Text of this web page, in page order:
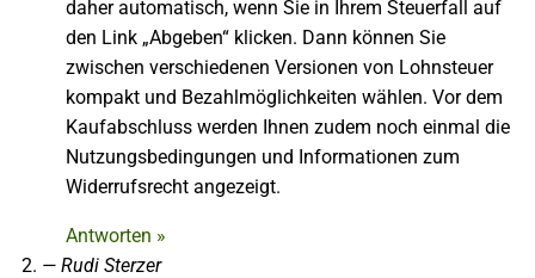
daher automatisch, wenn Sie in Ihrem Steuerfall auf
den Link „Abgeben“ klicken. Dann können Sie
zwischen verschiedenen Versionen von Lohnsteuer
kompakt und Bezahlmöglichkeiten wählen. Vor dem
Kaufabschluss werden Ihnen zudem noch einmal die
Nutzungsbedingungen und Informationen zum
Widerrufsrecht angezeigt.
Antworten »
Rudi Sterzer